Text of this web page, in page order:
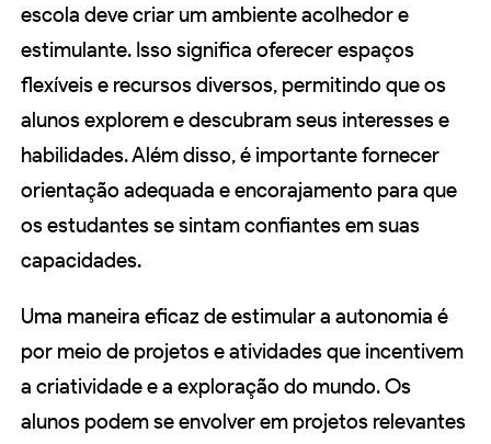
escola deve criar um ambiente acolhedor e
estimulante. Isso significa oferecer espaços
flexíveis e recursos diversos, permitindo que os
alunos explorem e descubram seus interesses e
habilidades. Além disso, é importante fornecer
orientação adequada e encorajamento para que
os estudantes se sintam confiantes em suas
capacidades.
Uma maneira eficaz de estimular a autonomia é
por meio de projetos e atividades que incentivem
a criatividade e a exploração do mundo. Os
alunos podem se envolver em projetos relevantes